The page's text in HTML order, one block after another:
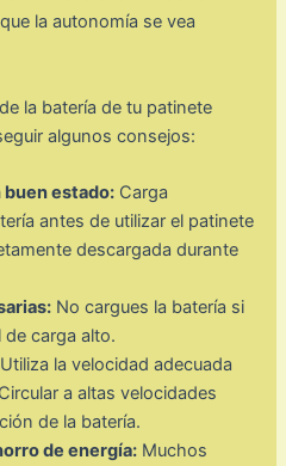
la autonomía se vea
la batería de tu patinete
algunos consejos:
buen estado: Carga
antes de utilizar el patinete
descargada durante
No cargues la batería si
carga alto.
Utiliza la velocidad adecuada
a altas velocidades
de la batería.
de energía: Muchos